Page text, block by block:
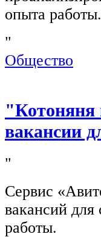
опыта работы.
"
Общество
"Котоняня
вакансии
"
Сервис
вакансий для
работы.